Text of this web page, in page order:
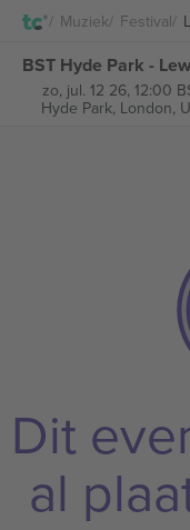
Muziek Festival
BST Hyde Park -
zo, jul. 12 26, 12:00
Hyde Park, London,
Dit
al